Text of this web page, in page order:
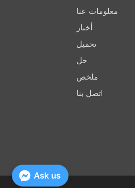
معلومات عنا
أخبار
تحميل
حل
ملخص
اتصل بنا
Ask us